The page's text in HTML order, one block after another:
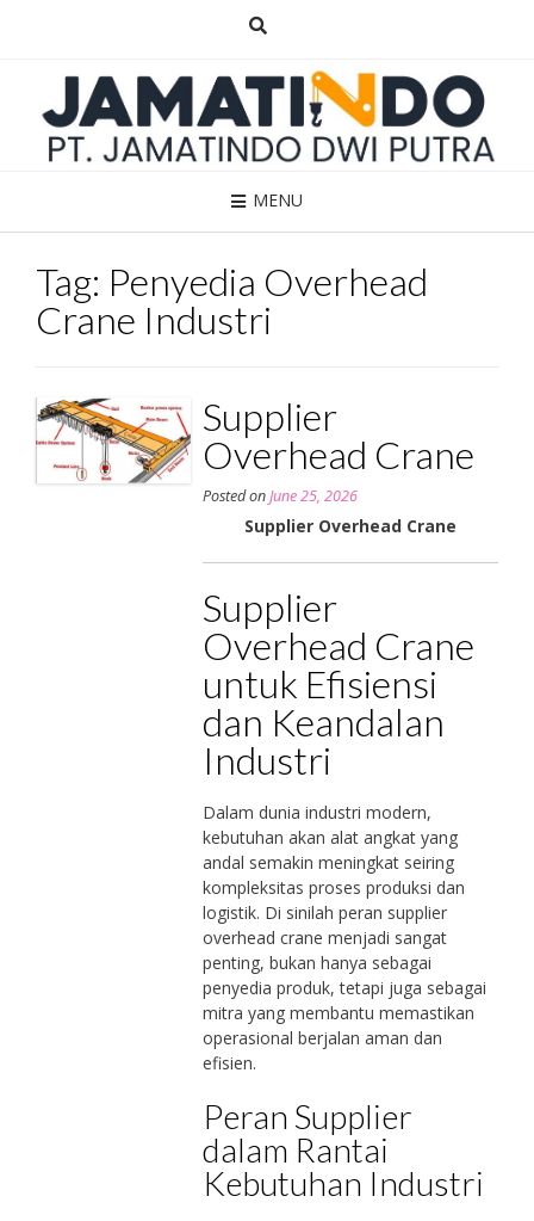
MENU
Tag: Penyedia Overhead
Crane Industri
Supplier
Overhead Crane
Posted onJune 25, 2026
Supplier Overhead Crane
Supplier
Overhead Crane
untuk Efisiensi
dan Keandalan
Industri
Dalam dunia industri modern,
kebutuhan akan alat angkat yang
andal semakin meningkat seiring
kompleksitas proses produksi dan
logistik. Di sinilah peran supplier
overhead crane menjadi sangat
penting, bukan hanya sebagai
penyedia produk, tetapi juga sebagai
mitra yang membantu memastikan
operasional berjalan aman dan
efisien.
Peran Supplier
dalam Rantai
Kebutuhan Industri